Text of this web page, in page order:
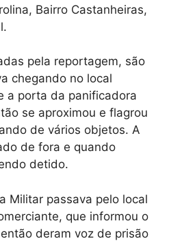
Bairro Castanheiras,
pela reportagem, são
chegando no local
a porta da panificadora
se aproximou e flagrou
de vários objetos. A
de fora e quando
detido.
Militar passava pelo local
que informou o
deram voz de prisão